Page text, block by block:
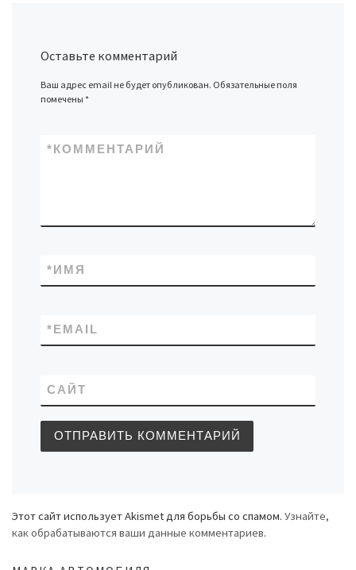
Оставьте комментарий
Ваш адрес email не будет опубликован. Обязательные поля
помечены*
КОММЕНТАРИЙ
*
ИМЯ
*
EMAIL
*
САЙТ
Этот сайт использует Akismet для борьбы со спамом. Узнайте,
как обрабатываются ваши данные комментариев.